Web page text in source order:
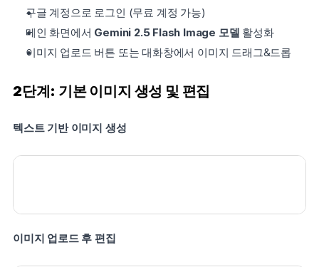
구글 계정으로 로그인 (무료 계정 가능)
메인 화면에서 Gemini 2.5 Flash Image 모델 활성화
이미지 업로드 버튼 또는 대화창에서 이미지 드래그&드롭
2단계: 기본 이미지 생성 및 편집
텍스트 기반 이미지 생성
이미지 업로드 후 편집